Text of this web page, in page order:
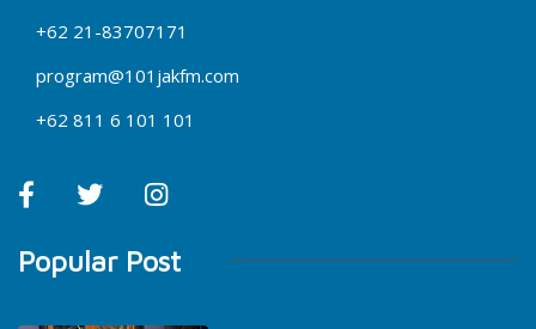
+62 21-83707171
program@101jakfm.com
+62 811 6 101 101
Popular Post